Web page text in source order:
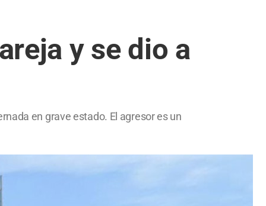
y se dio a
en grave estado. El agresor es un